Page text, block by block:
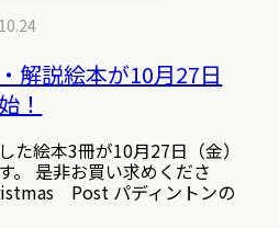
解説絵本が10月27日
！
た絵本3冊が10月27日（金）
。 是非お買い求めくださ
Post パディントンの